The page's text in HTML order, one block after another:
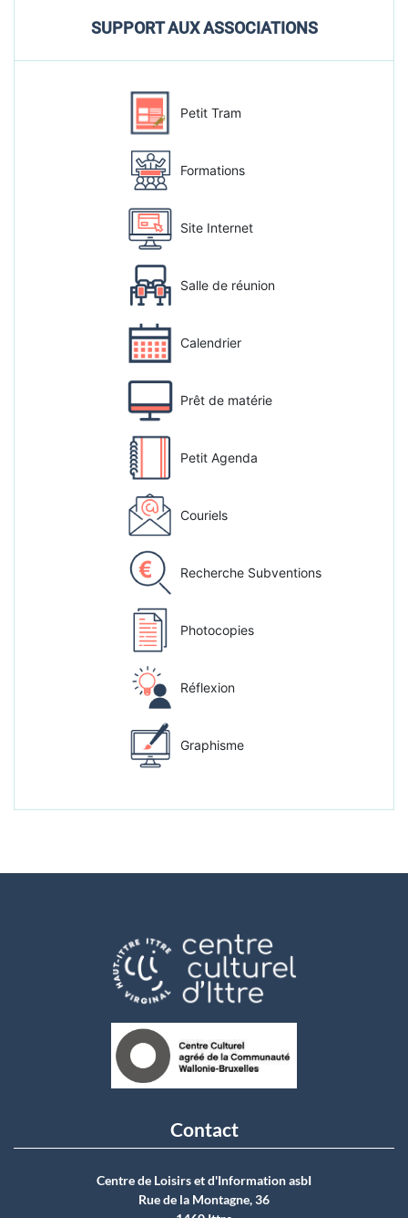
SUPPORT AUX ASSOCIATIONS
Petit Tram
Formations
Site Internet
Salle de réunion
Calendrier
Prêt de matérie
Petit Agenda
Couriels
Recherche Subventions
Photocopies
Réflexion
Graphisme
Contact
Centre de Loisirs et d'Information asbI
Rue de la Montagne, 36